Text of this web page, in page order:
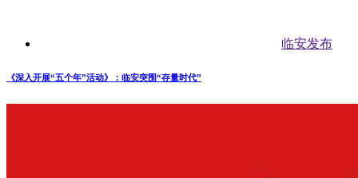
临安发布
《深入开展“五个年”活动》：临安突围“存量时代”